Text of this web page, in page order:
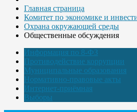
Главная страница
Комитет по экономике и
Охрана окружающей среды
Общественные обсуждения
Информация по 8-ФЗ
Противодействие коррупции
Муниципальные образования
Нормативно-правовые акты
Интернет-приёмная
Выборы